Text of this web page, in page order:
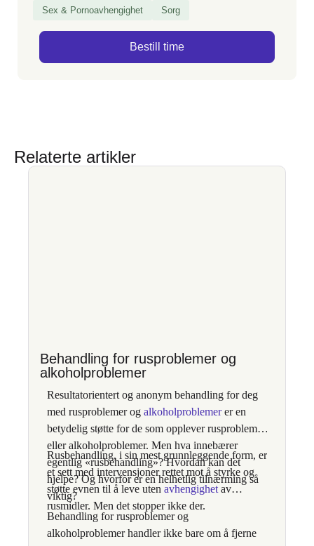
usikkerheten og frykten som kan følge med.
Sex & Pornoavhengighet Sorg
Bestill time
Relaterte artikler
Behandling for rusproblemer og
alkoholproblemer
Resultatorientert og anonym behandling for deg
med rusproblemer og alkoholproblemerer en
betydelig støtte for de som opplever rusproblemer
eller alkoholproblemer. Men hva innebærer
egentlig «rusbehandling»? Hvordan kan det
hjelpe? Og hvorfor er en helhetlig tilnærming så
viktig?
Rusbehandling, i sin mest grunnleggende form, er
et sett med intervensjoner rettet mot å styrke og
støtte evnen til å leve uten avhengighet av
rusmidler. Men det stopper ikke der.
Behandling for rusproblemer og
alkoholproblemer handler ikke bare om å fjerne